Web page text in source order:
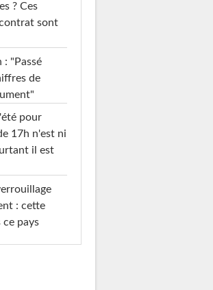
? Ces
sont
: "Passé
de
pour
17h n'est ni
il est
: cette
pays